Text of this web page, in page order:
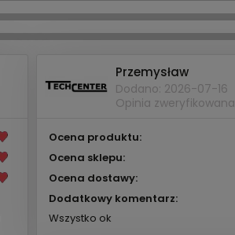
Przemysław
Dodano: 2026-07-16
Opinia zweryfikowana
Ocena produktu:
Ocena sklepu:
Ocena dostawy:
Dodatkowy komentarz:
Wszystko ok